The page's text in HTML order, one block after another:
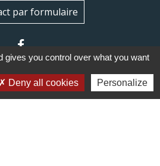
par formulaire
gives you control over what you want
Deny all cookies Personalize